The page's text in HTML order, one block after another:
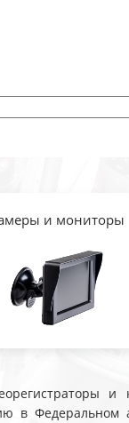
и мониторы
и
в Федеральном